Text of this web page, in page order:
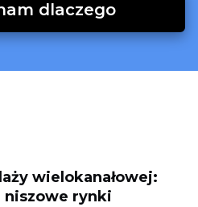
dlaczego
wielokanałowej:
niszowe rynki